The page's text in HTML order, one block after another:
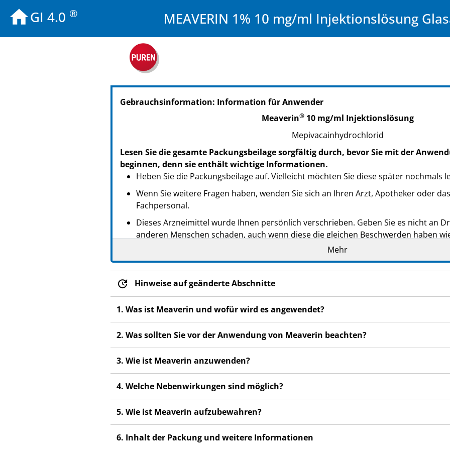
GI 4.0 ® MEAVERIN 1% 10 mg/ml Injektionslösung
Gebrauchsinformation: Information für Anwender
Meaverin®10 mg/ml Injektionslösung
Mepivacainhydrochlorid
Lesen Sie die gesamte Packungsbeilage sorgfältig durch, bevor Sie mit der
beginnen, denn sie enthält wichtige Informationen.
Heben Sie die Packungsbeilage auf. Vielleicht möchten Sie diese später nochmals
Wenn Sie weitere Fragen haben, wenden Sie sich an Ihren Arzt, Apotheker oder
Fachpersonal.
Dieses Arzneimittel wurde Ihnen persönlich verschrieben. Geben Sie es nicht an
anderen Menschen schaden, auch wenn diese die gleichen Beschwerden haben
Wenn Sie Nebenwirkungen bemerken, wenden Sie sich an Ihren Arzt, Apotheker
Fachpersonal. Dies gilt auch für Nebenwirkungen, die nicht in dieser
Mehr
Hinweise auf geänderte Abschnitte
1. Was ist Meaverin und wofür wird es angewendet?
2. Was sollten Sie vor der Anwendung von Meaverin beachten?
3. Wie ist Meaverin anzuwenden?
4. Welche Nebenwirkungen sind möglich?
5. Wie ist Meaverin aufzubewahren?
6. Inhalt der Packung und weitere Informationen